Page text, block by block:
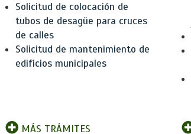
Solicitud de colocación de
tubos de desagüe para cruces
de calles
Solicitud de mantenimiento de
edificios municipales
MÁS TRÁMITES